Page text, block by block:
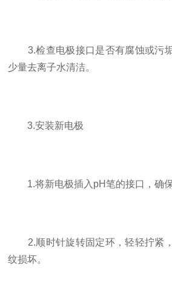
3.检查电极接口是否有腐蚀或污
少量去离子水清洁。
3.安装新电极
1.将新电极插入pH笔的接口，确保
2.顺时针旋转固定环，轻轻拧紧
纹损坏。